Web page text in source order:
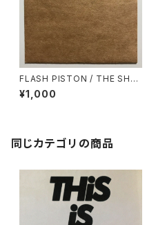
FLASH PISTON / THE SHO
W vol.2
¥1,000
同じカテゴリの商品